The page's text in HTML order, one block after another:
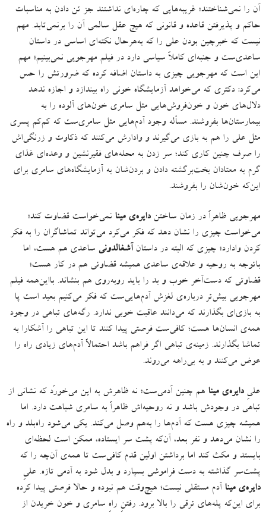
آن را نمی‌شناختند؛ غریبه‌هایی که چاره‌ای نداشتند جز تن دادن به مناسبات
حاکم و پذیرفتن قاعده و قانونی که هیچ عقل سالمی آن را برنمی‌تابد. مهم
نیست که خبرچین بودن علی را که به‌هرحال نکته‌ای اساسی در داستان
ساعدی‌ست و جنبه‌ای کاملاً سیاسی دارد در فیلم مهرجویی نمی‌بینیم؛ مهم
این است که مهرجویی چیزی به داستان اضافه کرده که ضرورتش را حس
می‌کرد:دکتری که می‌خواهد آزمایشگاه خونی راه بیندازد و اجازه ندهد
دلال‌های خون و خون‌فروش‌هایی مثل سامری خون‌های آلوده را به
بیمارستان‌ها بفروشند. مسأله وجود آدم‌هایی مثل سامری‌ست که‌ کم‌کم پسری
مثل علی را هم به بازی می‌گیرند و وادارش می‌کنند که ذکاوت و زرنگی‌اش
را صرف چنین کاری کند؛ سر زدن به محله‌های فقیرنشین و وعده‌ای غذای
گرم به معتادان بخت‌برگشته دادن و بردن‌شان به آزمایشگاه‌های سامری برای
این‌که خون‌شان را بفروشند.
مهرجویی ظاهراً در زمان ساختندایره‌ی مینا نمی‌خواست قضاوت کند؛
می‌خواست چیزی را نشان دهد که فکر می‌کرد می‌تواند تماشاگران را به فکر
کردن وادارد؛ چیزی که البته در داستانآشغالدونی ساعدی هم هست، اما
باتوجه به روحیه‌ و علاقه‌ی ساعدی همیشه قضاوتی هم در کار هست؛
قضاوتی که دست‌‌آخر خوب و بد را باید روبه‌روی هم بنشاند. بااین‌همه فیلم
مهرجویی بیش‌تر درباره‌ی لغزش آدم‌هایی‌ست که فکر می‌کنیم بعید است پا
به بازی‌ای بگذارند که می‌دانند عاقبت خوبی ندارد. رگه‌های تباهی در وجود
همه‌ی انسان‌ها هست؛ کافی‌ست فرصتی پیدا کنند تا این تباهی را آشکارا به
تماشا بگذارند. زمینه‌ی تباهی اگر فراهم باشد احتمالاً آدم‌های زیادی راه را
عوض می‌کنند و به بی‌راهه می‌روند.
علیِدایره‌ی مینا هم چنین آدمی‌ست؛ نه ظاهرش به این می‌خورَد که نشانی از
تباهی در وجودش باشد و نه روحیه‌اش ظاهراً به سامری شباهت دارد. اما
همیشه چیزی هست که آدم‌ها را به‌هم وصل می‌کند. یکی می‌شود راه‌بلد و راه
را نشان می‌دهد و نفر بعد، آن‌که پشت سر ایستاده، ممکن است لحظه‌ای
بایستد و مکث کند اما برداشتن اولین قدم کافی‌ست تا همه‌ی آن‌چه را که
پشت‌سر گذاشته به دست فراموشی بسپارد و بدل شود به آدمی تازه. علیِ
دایره‌ی مینا آدم مستقلی نیست؛ هیچ‌وقت هم نبوده و حالا فرصتی پیدا کرده
برای این‌که پله‌های ترقی را بالا برود. رفتنِ راهِ سامری و خون خریدن از